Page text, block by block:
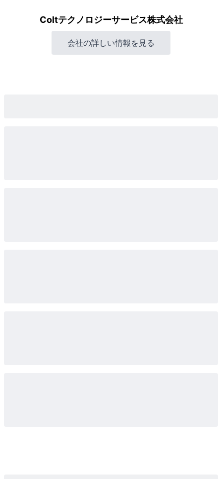
Coltテクノロジーサービス株式会社
会社の詳しい情報を見る